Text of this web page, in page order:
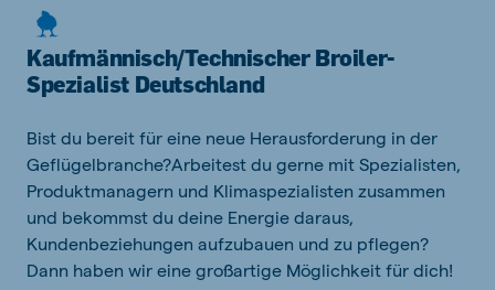
Kaufmännisch/Technischer Broiler-
Spezialist Deutschland
Bist du bereit für eine neue Herausforderung in der
Geflügelbranche?Arbeitest du gerne mit Spezialisten,
Produktmanagern und Klimaspezialisten zusammen
und bekommst du deine Energie daraus,
Kundenbeziehungen aufzubauen und zu pflegen?
Dann haben wir eine großartige Möglichkeit für dich!